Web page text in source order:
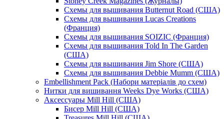
Схемы для вышивания Butternut Road (США)
Схемы для вышивания Lucas Creations
(Франция)
Схемы для вышивания SOIZIC (Франция)
Схемы для вышивания Told In The Garden
(США)
Схемы для вышивания Jim Shore (США)
Схемы для вышивания Debbie Mumm (США)
Embellishment Pack (Набори матеріалів до схем)
Нитки для вишивання Weeks Dye Works (США)
Аксессуары Mill Hill (США)
Бисер Mill Hill (США)